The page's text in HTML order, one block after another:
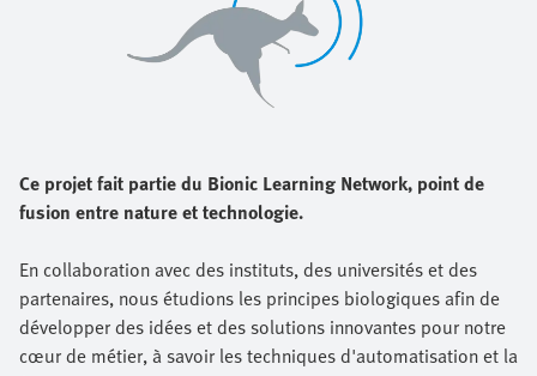
Ce projet fait partie du Bionic Learning Network, point de
fusion entre nature et technologie.
En collaboration avec des instituts, des universités et des
partenaires, nous étudions les principes biologiques afin de
développer des idées et des solutions innovantes pour notre
cœur de métier, à savoir les techniques d'automatisation et la